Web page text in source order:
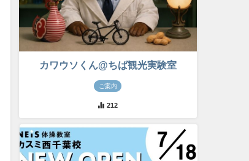
カワウソくん@ちば観光実験室
ご案内
212